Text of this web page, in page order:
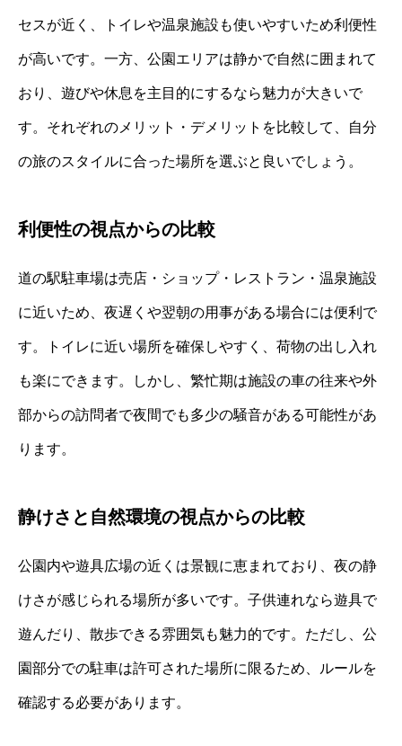
セスが近く、トイレや温泉施設も使いやすいため利便性
が高いです。一方、公園エリアは静かで自然に囲まれて
おり、遊びや休息を主目的にするなら魅力が大きいで
す。それぞれのメリット・デメリットを比較して、自分
の旅のスタイルに合った場所を選ぶと良いでしょう。
利便性の視点からの比較
道の駅駐車場は売店・ショップ・レストラン・温泉施設
に近いため、夜遅くや翌朝の用事がある場合には便利で
す。トイレに近い場所を確保しやすく、荷物の出し入れ
も楽にできます。しかし、繁忙期は施設の車の往来や外
部からの訪問者で夜間でも多少の騒音がある可能性があ
ります。
静けさと自然環境の視点からの比較
公園内や遊具広場の近くは景観に恵まれており、夜の静
けさが感じられる場所が多いです。子供連れなら遊具で
遊んだり、散歩できる雰囲気も魅力的です。ただし、公
園部分での駐車は許可された場所に限るため、ルールを
確認する必要があります。